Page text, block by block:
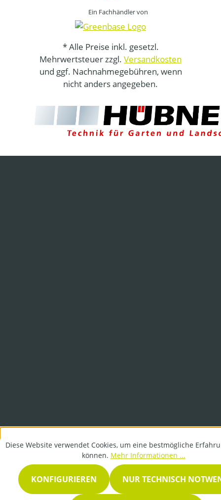
Ein Fachhändler von
* Alle Preise inkl. gesetzl.
Mehrwertsteuer zzgl. Versandkosten
und ggf. Nachnahmegebühren, wenn
nicht anders angegeben.
Diese Website verwendet Cookies, um eine bestmögliche
können. Mehr Informationen ...
NUR TECHNISCH
KONFIGURIEREN